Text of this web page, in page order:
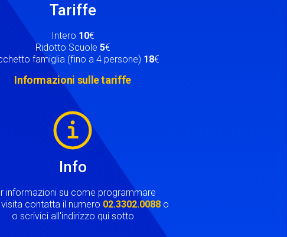
Tariffe
Intero 10€
Ridotto Scuole 5€
famiglia (fino a 4 persone) 18€
Informazioni sulle tariffe
Info
informazioni su come programmare
contatta il numero 02.3302.0088 o
o scrivici all'indirizzo qui sotto